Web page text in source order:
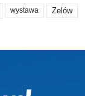
wystawa Zelów